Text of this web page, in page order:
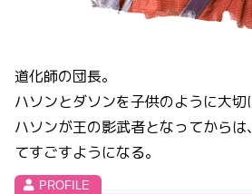
道化師の団長。
ハソンとダソンを子供のように大切
ハソンが王の影武者となってから
てすごすようになる。